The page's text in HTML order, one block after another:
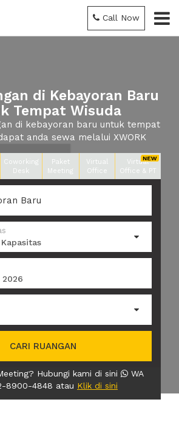
Call Now
di Kebayoran Baru
Tempat Wisuda
di kebayoran baru untuk tempat
anda sewa melalui XWORK
Coworking
Desk
Paket
Meeting
Virtual
Office
Virtual
Office & PT
2026
CARI RUANGAN
Hubungi kami di sini
WA
8900-4848 atau Klik di sini